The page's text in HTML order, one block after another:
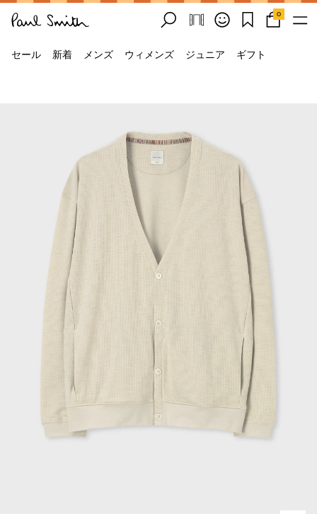
0
セール 新着 メンズ ウィメンズ ジュニア ギフト